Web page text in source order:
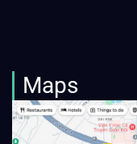
Maps